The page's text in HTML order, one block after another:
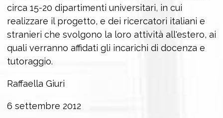
circa 15-20 dipartimenti universitari, in cui
realizzare il progetto, e dei ricercatori italiani e
stranieri che svolgono la loro attività all'estero, ai
quali verranno affidati gli incarichi di docenza e
tutoraggio.
Raffaella Giuri
6 settembre 2012